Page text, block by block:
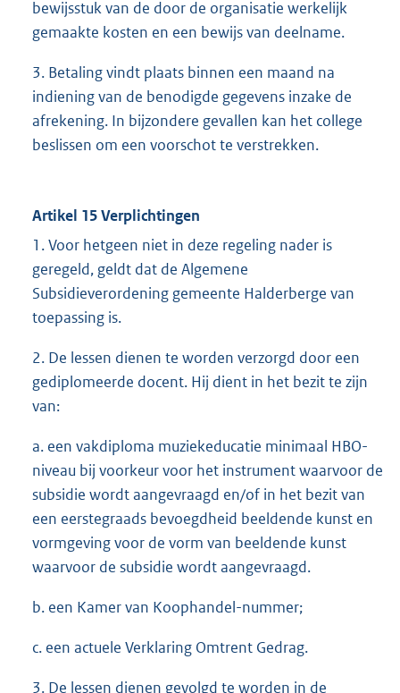
bewijsstuk van de door de organisatie werkelijk
gemaakte kosten en een bewijs van deelname.
3. Betaling vindt plaats binnen een maand na
indiening van de benodigde gegevens inzake de
afrekening. In bijzondere gevallen kan het college
beslissen om een voorschot te verstrekken.
Artikel 15 Verplichtingen
1. Voor hetgeen niet in deze regeling nader is
geregeld, geldt dat de Algemene
Subsidieverordening gemeente Halderberge van
toepassing is.
2. De lessen dienen te worden verzorgd door een
gediplomeerde docent. Hij dient in het bezit te zijn
van:
a. een vakdiploma muziekeducatie minimaal HBO-
niveau bij voorkeur voor het instrument waarvoor de
subsidie wordt aangevraagd en/of in het bezit van
een eerstegraads bevoegdheid beeldende kunst en
vormgeving voor de vorm van beeldende kunst
waarvoor de subsidie wordt aangevraagd.
b. een Kamer van Koophandel-nummer;
c. een actuele Verklaring Omtrent Gedrag.
3. De lessen dienen gevolgd te worden in de